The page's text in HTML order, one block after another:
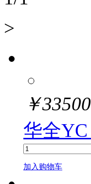
>
￥
华全
加入购物车